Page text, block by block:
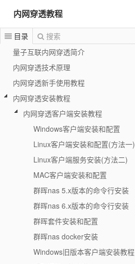
内网穿透教程
目录
搜索
量子互联内网穿透简介
内网穿透技术原理
内网穿透新手使用教程
内网穿透安装教程
内网穿透客户端安装教程
Windows客户端安装和配置
Linux客户端安装和配置(方法一)
Linux客户端服务安装(方法二)
MAC客户端安装和配置
群晖nas 5.x版本的命令行安装
群晖nas 6.x版本的命令行安装
群晖套件安装和配置
群晖nas docker安装
Windows旧版本客户端安装教程